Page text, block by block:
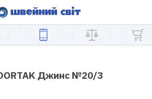
Джинс №20/3